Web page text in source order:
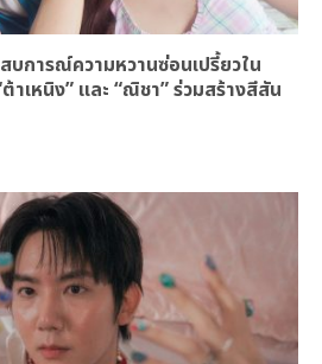
บการณ์ความหวานซ่อนเปรี้ยวใน
าเหนิง” และ “ณิชา” ร่วมสร้างสีสัน